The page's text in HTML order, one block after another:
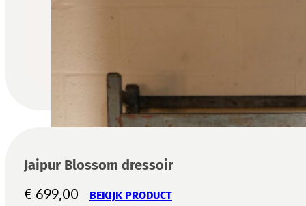
Jaipur Blossom dressoir
€ 699,00 BEKIJK PRODUCT